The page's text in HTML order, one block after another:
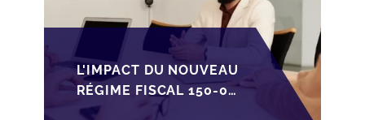
L'IMPACT DU NOUVEAU
RÉGIME FISCAL 150-0
B TER SUR LA